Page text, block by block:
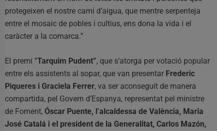
protegeixen el nostre camí d’aigua, que mentre serpenteja
entre el mosaic de pobles i cultius, ens dona la vida i el
caràcter a la comarca.”
El premi “Tarquim Pudent”, que s’atorga per votació popular
entre els assistents al sopar, que van presentar Frederic
Piqueres i Graciela Ferrer, va ser aconseguit de manera
compartida, pel Govern d’Espanya, representat pel ministre
de Foment, Óscar Puente, l’alcaldessa de València, Maria
José Catalá i el president de la Generalitat, Carlos Mazón,